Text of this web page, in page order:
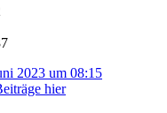
2023 um 08:15
hier